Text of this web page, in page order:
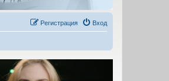
Вход
Регистрация